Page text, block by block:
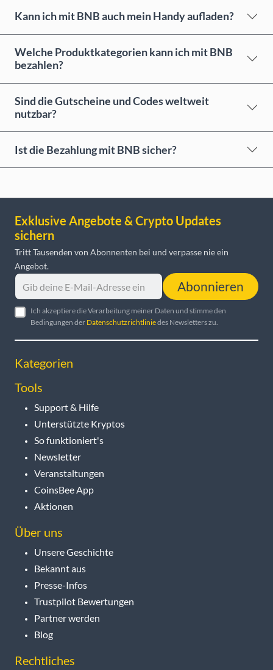
Kann ich mit BNB auch mein Handy aufladen?
Welche Produktkategorien kann ich mit BNB
bezahlen?
Sind die Gutscheine und Codes weltweit
nutzbar?
Ist die Bezahlung mit BNB sicher?
Exklusive Angebote & Crypto Updates
sichern
Tritt Tausenden von Abonnenten bei und verpasse nie ein
Angebot.
Abonnieren
Ich akzeptiere die Verarbeitung meiner Daten und stimme den
Bedingungen der Datenschutzrichtliniedes Newsletters zu.
Kategorien
Tools
Support & Hilfe
Unterstützte Kryptos
So funktioniert's
Newsletter
Veranstaltungen
CoinsBee App
Aktionen
Über uns
Unsere Geschichte
Bekannt aus
Presse-Infos
Trustpilot Bewertungen
Partner werden
Blog
Rechtliches